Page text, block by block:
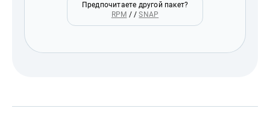
Предпочитаете другой пакет?
RPM / /SNAP